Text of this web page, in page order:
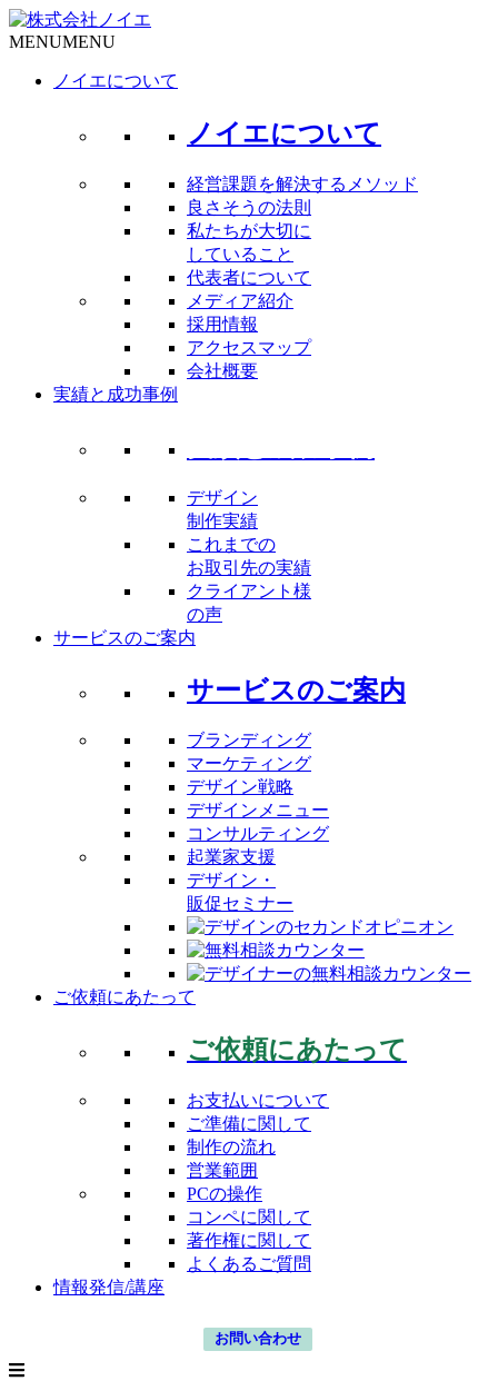
MENUMENU
ノイエについて
ノイエについて
経営課題を解決するメソッド
良さそうの法則
私たちが大切に
していること
代表者について
メディア紹介
採用情報
アクセスマップ
会社概要
実績と成功事例
デザイン
制作実績
これまでの
お取引先の実績
クライアント様
の声
サービスのご案内
サービスのご案内
ブランディング
マーケティング
デザイン戦略
デザインメニュー
コンサルティング
起業家支援
デザイン・
販促セミナー
ご依頼にあたって
ご依頼にあたって
お支払いについて
ご準備に関して
制作の流れ
営業範囲
PCの操作
コンペに関して
著作権に関して
よくあるご質問
情報発信/講座
お問い合わせ